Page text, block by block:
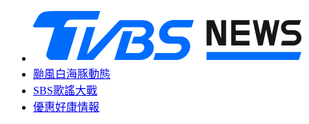
颱風白海豚動態
SBS歌謠大戰
優惠好康情報